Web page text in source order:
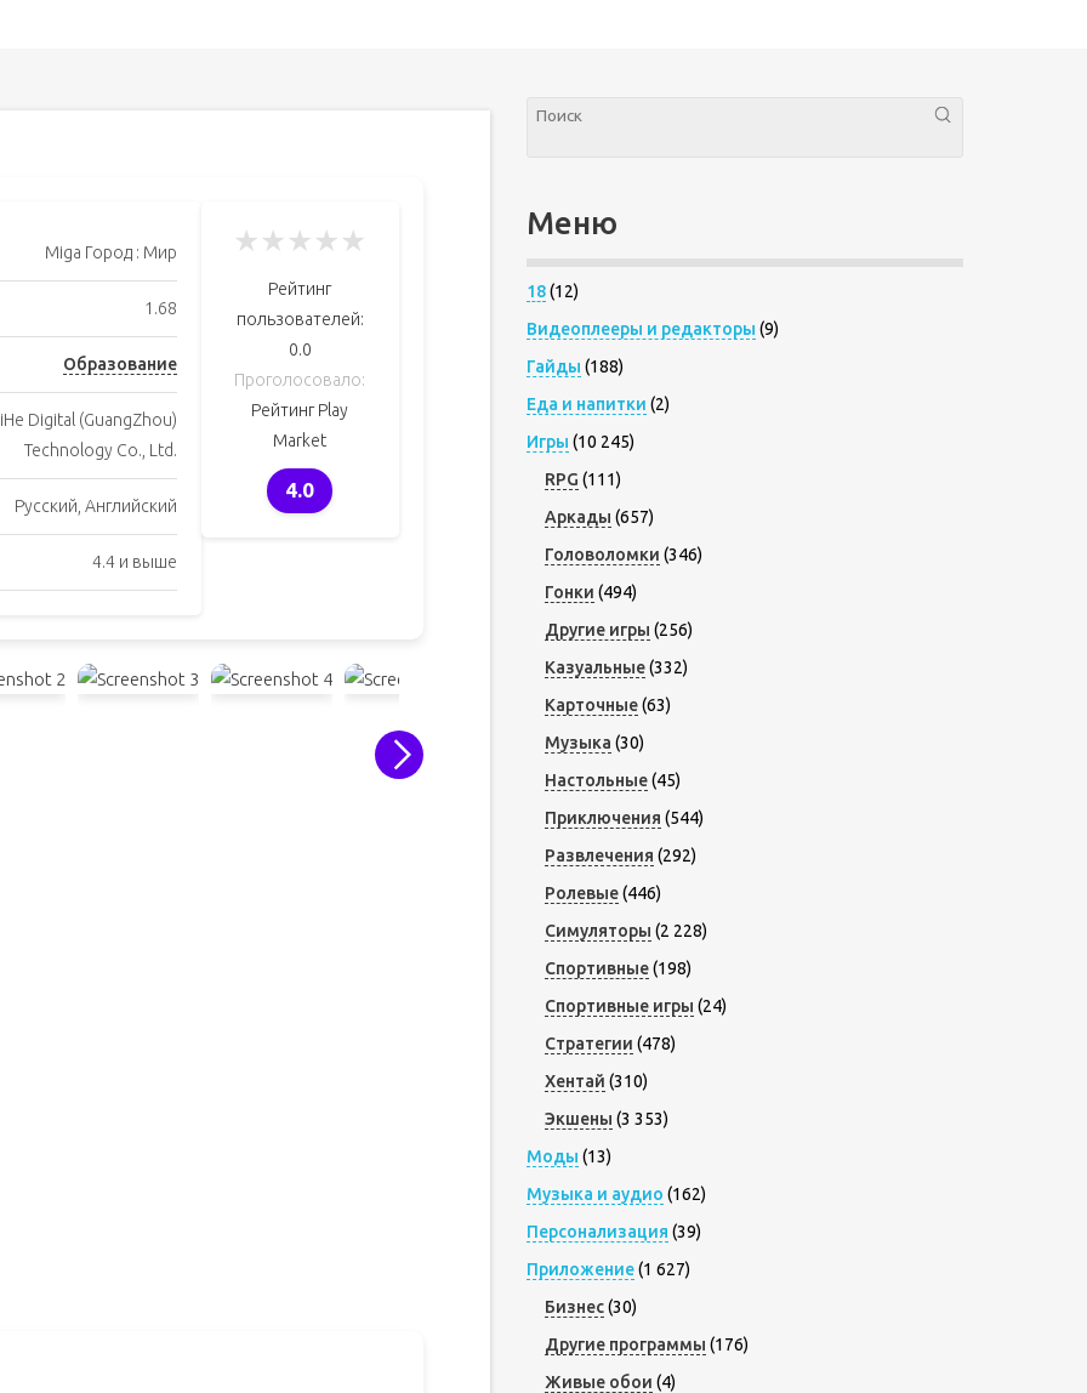
Miga Город : Мир
1.68
Образование
Digital (GuangZhou)
Technology Co., Ltd.
Русский, Английский
4.4 и выше
★★★★★
Рейтинг
пользователей:
0.0
Проголосовало:
Рейтинг Play
Market
4.0
Меню
18(12)
Видеоплееры и редакторы (9)
Гайды (188)
Еда и напитки (2)
Игры (10 245)
RPG (111)
Аркады (657)
Головоломки (346)
Гонки (494)
Другие игры (256)
Казуальные(332)
Карточные(63)
Музыка (30)
Настольные(45)
Приключения (544)
Развлечения (292)
Ролевые(446)
Симуляторы (2 228)
Спортивные(198)
Спортивные игры (24)
Стратегии (478)
Хентай (310)
Экшены (3 353)
Моды (13)
Музыка и аудио (162)
Персонализация (39)
Приложение(1 627)
Бизнес(30)
Другие программы (176)
Живые обои (4)